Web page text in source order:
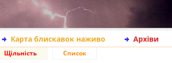
Карта блискавок наживо Архіви
Щільність Список